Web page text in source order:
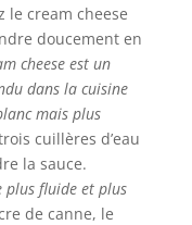
le cream cheese
doucement en
cheese est un
dans la cuisine
mais plus
cuillères d’eau
la sauce.
plus fluide et plus
de canne, le